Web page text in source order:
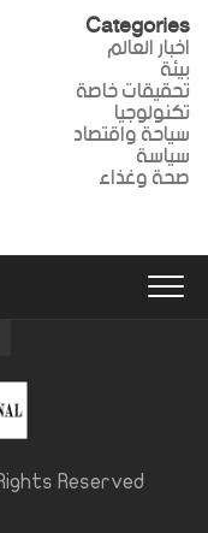
Categories
اخبار العالم
بيئة
تحقيقات خاصة
تكنولوجيا
سياحة واقتصاد
سياسة
صحة وغذاء
Reserved.